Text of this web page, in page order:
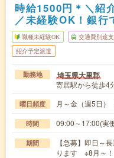
時給1500円＊＼紹
／未経験OK！銀行
職種未経験OK 交通費別途
紹介予定派遣
勤務地 埼玉県大里郡
寄居駅から徒歩4
曜日頻度 月～金（週5日
時間 09:00～17:00(実
期間
【急募】即日～
ります ※8月～！